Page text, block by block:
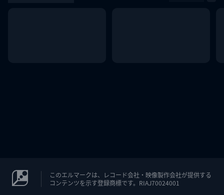
このエルマークは、レコード会社・映像製作会社が提供する
コンテンツを示す登録商標です。RIAJ70024001